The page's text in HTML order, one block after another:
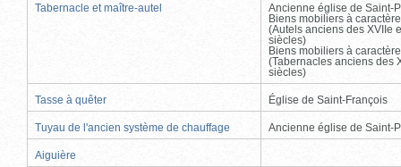
Tabernacle et maître-autel
Ancienne église de Saint-
Biens mobiliers à
(Autels anciens des XVIIe
siècles)
Biens mobiliers à
(Tabernacles anciens des
siècles)
Tasse à quêter Église de Saint-François
Tuyau de l'ancien système de chauffage Ancienne église de Saint-
Aiguière